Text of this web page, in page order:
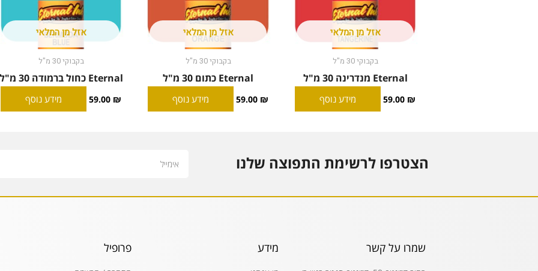
אזל מן המלאי
בקבוקי 30 מ"ל
Eternal מנדרינה 30 מ"ל
59.00 ₪ מידע נוסף
אזל מן המלאי
בקבוקי 30 מ"ל
Eternal כתום 30 מ"ל
59.00 ₪ מידע נוסף
אזל מן המלאי
בקבוקי 30 מ"ל
Eternal כחול ברמודה 30 מ"ל
59.00 ₪ מידע נוסף
הצטרפו לרשימת התפוצה שלנו
שמרו על קשר מידע פרופיל